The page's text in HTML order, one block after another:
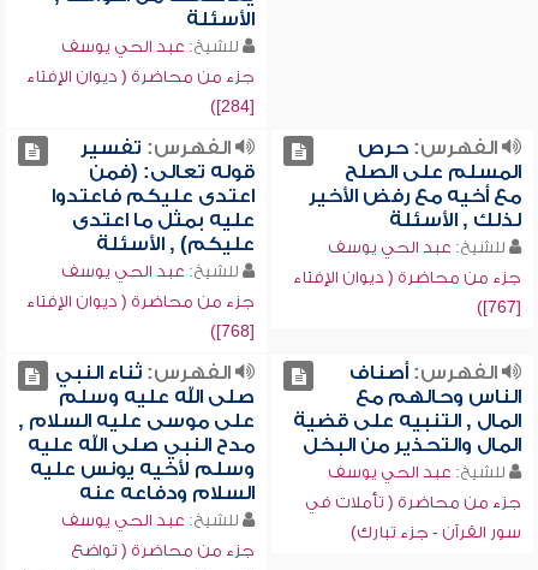
الأسئلة
للشيخ: عبد الحي يوسف
جزء من محاضرة ( ديوان الإفتاء
[284])
الفهرس:حرص
المسلم على الصلح
مع أخيه مع رفض الأخير
لذلك , الأسئلة
للشيخ: عبد الحي يوسف
جزء من محاضرة ( ديوان الإفتاء
[767])
الفهرس: تفسير
قوله تعالى: (فمن
اعتدى عليكم فاعتدوا
عليه بمثل ما اعتدى
عليكم) , الأسئلة
للشيخ: عبد الحي يوسف
جزء من محاضرة ( ديوان الإفتاء
[768])
الفهرس:أصناف
الناس وحالهم مع
المال , التنبيه على قضية
المال والتحذير من البخل
للشيخ: عبد الحي يوسف
جزء من محاضرة ( تأملات في
سور القرآن - جزء تبارك)
الفهرس:ثناء النبي
صلى الله عليه وسلم
على موسى عليه السلام ,
مدح النبي صلى الله عليه
وسلم لأخيه يونس عليه
السلام ودفاعه عنه
للشيخ: عبد الحي يوسف
جزء من محاضرة ( تواضع